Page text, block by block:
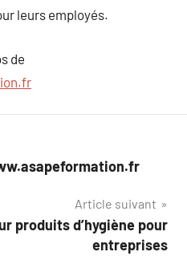
leurs employés.
de
Article suivant
produits d’hygiène pour
entreprises